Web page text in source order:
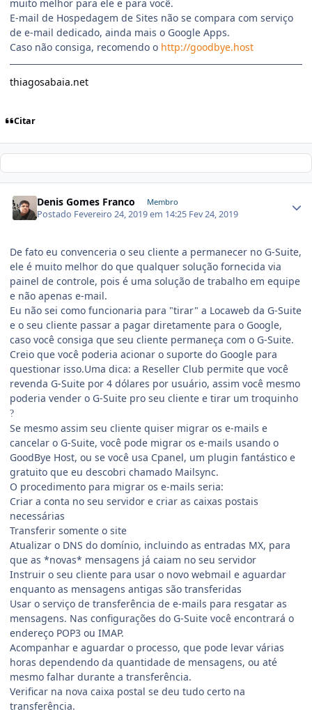
muito melhor para ele e para você.
E-mail de Hospedagem de Sites não se compara com serviço
de e-mail dedicado, ainda mais o Google Apps.
Caso não consiga, recomendo o http://goodbye.host
thiagosabaia.net
Citar
Denis Gomes Franco Membro
Postado Fevereiro 24, 2019 em 14:25 Fev 24, 2019
De fato eu convenceria o seu cliente a permanecer no G-Suite,
ele é muito melhor do que qualquer solução fornecida via
painel de controle, pois é uma solução de trabalho em equipe
e não apenas e-mail.
Eu não sei como funcionaria para "tirar" a Locaweb da G-Suite
e o seu cliente passar a pagar diretamente para o Google,
caso você consiga que seu cliente permaneça com o G-Suite.
Creio que você poderia acionar o suporte do Google para
questionar isso.Uma dica: a Reseller Club permite que você
revenda G-Suite por 4 dólares por usuário, assim você mesmo
poderia vender o G-Suite pro seu cliente e tirar um troquinho
?
Se mesmo assim seu cliente quiser migrar os e-mails e
cancelar o G-Suite, você pode migrar os e-mails usando o
GoodBye Host, ou se você usa Cpanel, um plugin fantástico e
gratuito que eu descobri chamado Mailsync.
O procedimento para migrar os e-mails seria:
Criar a conta no seu servidor e criar as caixas postais
necessárias
Transferir somente o site
Atualizar o DNS do domínio, incluindo as entradas MX, para
que as *novas* mensagens já caiam no seu servidor
Instruir o seu cliente para usar o novo webmail e aguardar
enquanto as mensagens antigas são transferidas
Usar o serviço de transferência de e-mails para resgatar as
mensagens. Nas configurações do G-Suite você encontrará o
endereço POP3 ou IMAP.
Acompanhar e aguardar o processo, que pode levar várias
horas dependendo da quantidade de mensagens, ou até
mesmo falhar durante a transferência.
Verificar na nova caixa postal se deu tudo certo na
transferência.